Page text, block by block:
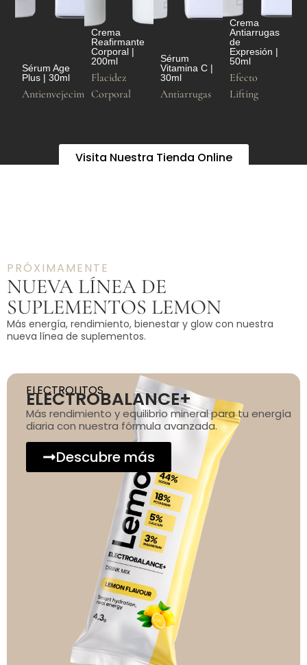
Sérum Age
Plus | 30ml
Antienvejecimiento
Crema
Reafirmante
Corporal |
200ml
Flacidez
Corporal
Sérum
Vitamina C |
30ml
Antiarrugas
Crema
Antiarrugas
de
Expresión |
50ml
Efecto
Lifting
Visita Nuestra Tienda Online
PRÓXIMAMENTE
NUEVA LÍNEA DE
SUPLEMENTOS LEMON
Más energía, rendimiento, bienestar y glow con nuestra
nueva línea de suplementos.
ELECTROLITOS
ELECTROBALANCE+
Más rendimiento y equilibrio mineral para tu energía
diaria con nuestra fórmula avanzada.
Descubre más